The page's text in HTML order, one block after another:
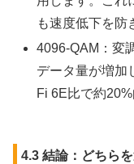
も速度低下を防
4096-QAM：変
データ量が増加
Fi 6E比で約20%
4.3 結論：どちら